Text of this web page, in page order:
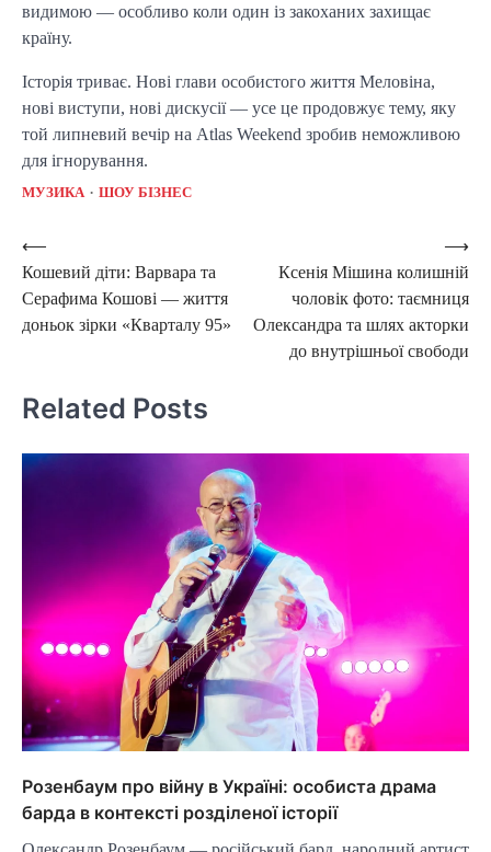
видимою — особливо коли один із закоханих захищає
країну.
Історія триває. Нові глави особистого життя Меловіна,
нові виступи, нові дискусії — усе це продовжує тему, яку
той липневий вечір на Atlas Weekend зробив неможливою
для ігнорування.
МУЗИКА ШОУ БІЗНЕС
Post
navigation
⟵
Кошевий діти: Варвара та
Серафима Кошові — життя
доньок зірки «Кварталу 95»
Ксенія Мішина колишній
чоловік фото: таємниця
Олександра та шлях акторки
до внутрішньої свободи
⟶
Related Posts
Розенбаум про війну в Україні: особиста драма
барда в контексті розділеної історії